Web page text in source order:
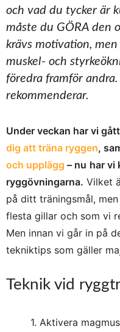
och vad du tycker är
måste du GÖRA den
krävs motivation,
muskel- och
föredra framför
rekommenderar.
Under veckan har vi
dig att träna ryggen,
och upplägg – nu har vi
ryggövningarna. Vilket
på ditt träningsmål,
flesta gillar och som vi
Men innan vi går in på
tekniktips som gäller
Teknik vid
1. Aktivera